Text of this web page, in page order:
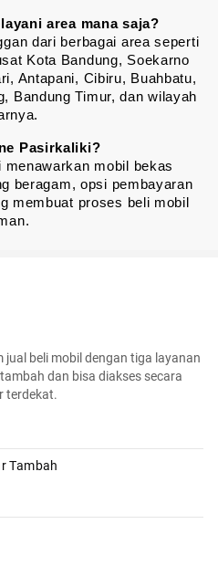
area mana saja?
dari berbagai area seperti
Kota Bandung, Soekarno
Antapani, Cibiru, Buahbatu,
Bandung Timur, dan wilayah
Pasirkaliki?
mobil bekas
beragam, opsi pembayaran
membuat proses beli mobil
beli mobil dengan tiga layanan
dan bisa diakses secara
terdekat.
Tambah